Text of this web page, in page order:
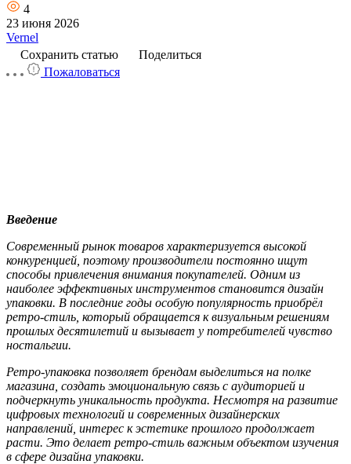
4
23 июня 2026
Vernel
Сохранить статью
Поделиться
Пожаловаться
Введение
Современный рынок товаров характеризуется высокой
конкуренцией, поэтому производители постоянно ищут
способы привлечения внимания покупателей. Одним из
наиболее эффективных инструментов становится дизайн
упаковки. В последние годы особую популярность приобрёл
ретро-стиль, который обращается к визуальным решениям
прошлых десятилетий и вызывает у потребителей чувство
ностальгии.
Ретро-упаковка позволяет брендам выделиться на полке
магазина, создать эмоциональную связь с аудиторией и
подчеркнуть уникальность продукта. Несмотря на развитие
цифровых технологий и современных дизайнерских
направлений, интерес к эстетике прошлого продолжает
расти. Это делает ретро-стиль важным объектом изучения
в сфере дизайна упаковки.